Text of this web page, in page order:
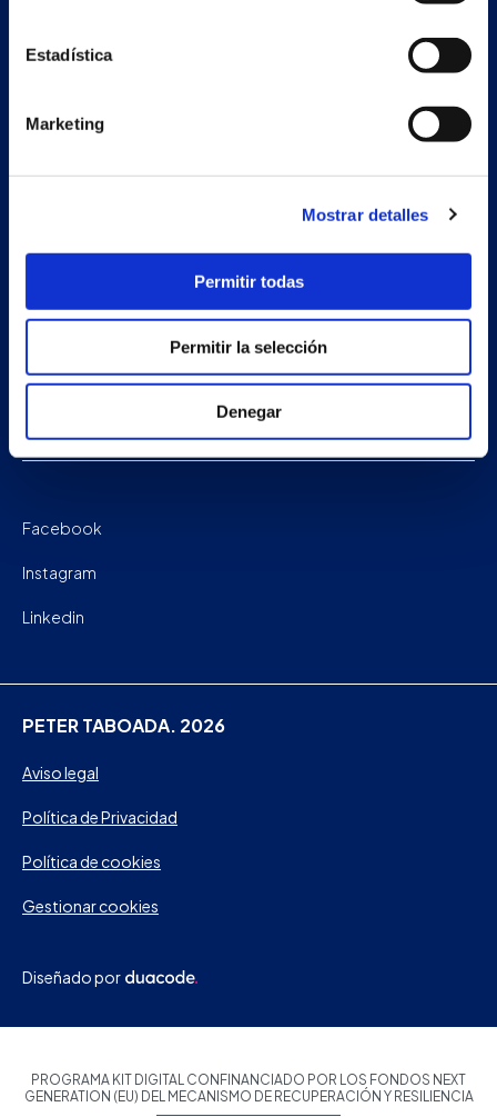
Estadística
Marketing
Mostrar detalles
Permitir todas
Permitir la selección
Denegar
Nave auxiliar
Redondela
Pontevedra - España
Proyectos
Empresa
Trabaja con nosotros
Contacto
Facebook
Instagram
Linkedin
PETER TABOADA. 2026
Aviso legal
Política de Privacidad
Política de cookies
Gestionar cookies
Diseñado por
PROGRAMA KIT DIGITAL CONFINANCIADO POR LOS FONDOS NEXT
GENERATION (EU) DEL MECANISMO DE RECUPERACIÓN Y RESILIENCIA